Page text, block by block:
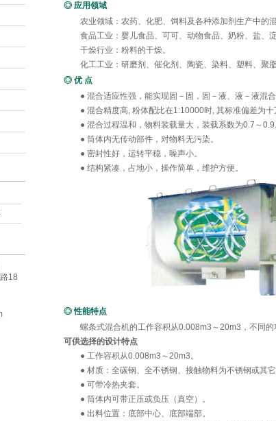
18
◎ 应用领域
农业领域：农药、化肥、饲料及各种添加剂生产中的混
食品工业：婴儿食品、可可、动物食品、奶粉、盐、淀
干燥行业：粉料的干燥。
化工工业：研磨剂、催化剂、陶瓷、染料、塑料、聚脂
◎ 优 点
● 混合适应性强，能实现固－固，固－液、液－液混合
● 混合精度高, 粉体配比在1:10000时, 其标准偏差为十
● 混合过程温和，物料装载量大，装载系数为0.7～0.9
● 筒体内无传动部件，对物料无污染。
● 密封性好，运转平稳，噪声小。
● 结构紧凑，占地小，操作简单，维护方便。
◎性能特点
螺条式混合机的工作容积从0.008m3～20m3，不同的
可供选择的设计特点
● 工作容积从0.008m3～20m3。
● 材质：全碳钢、全不锈钢、接触物料为不锈钢或其它
● 可带冷热夹套。
● 筒体内可带正压或负压（真空）。
● 出料位置：底部中心、底部端部。